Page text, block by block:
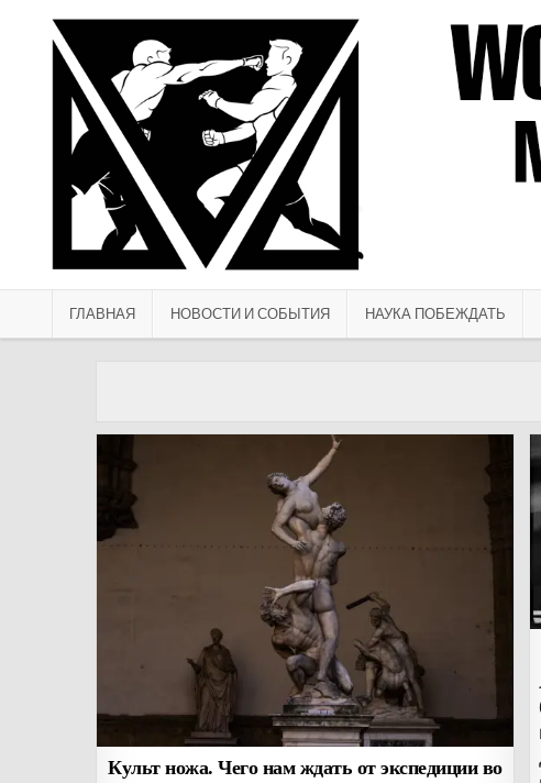
ГЛАВНАЯ НОВОСТИ И СОБЫТИЯ НАУКА ПОБЕЖДАТЬ
Культ ножа. Чего нам ждать от экспедиции во